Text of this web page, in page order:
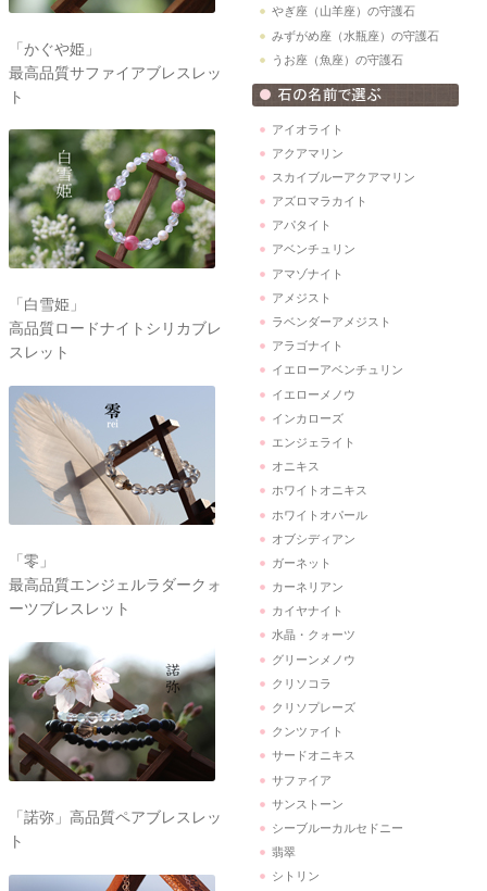
「かぐや姫」
最高品質サファイアブレスレッ
ト
「白雪姫」
高品質ロードナイトシリカブレ
スレット
「零」
最高品質エンジェルラダークォ
ーツブレスレット
「諾弥」高品質ペアブレスレッ
ト
やぎ座（山羊座）の守護石
みずがめ座（水瓶座）の守護石
うお座（魚座）の守護石
アイオライト
アクアマリン
スカイブルーアクアマリン
アズロマラカイト
アパタイト
アベンチュリン
アマゾナイト
アメジスト
ラベンダーアメジスト
アラゴナイト
イエローアベンチュリン
イエローメノウ
インカローズ
エンジェライト
オニキス
ホワイトオニキス
ホワイトオパール
オブシディアン
ガーネット
カーネリアン
カイヤナイト
水晶・クォーツ
グリーンメノウ
クリソコラ
クリソプレーズ
クンツァイト
サードオニキス
サファイア
サンストーン
シーブルーカルセドニー
翡翠
シトリン